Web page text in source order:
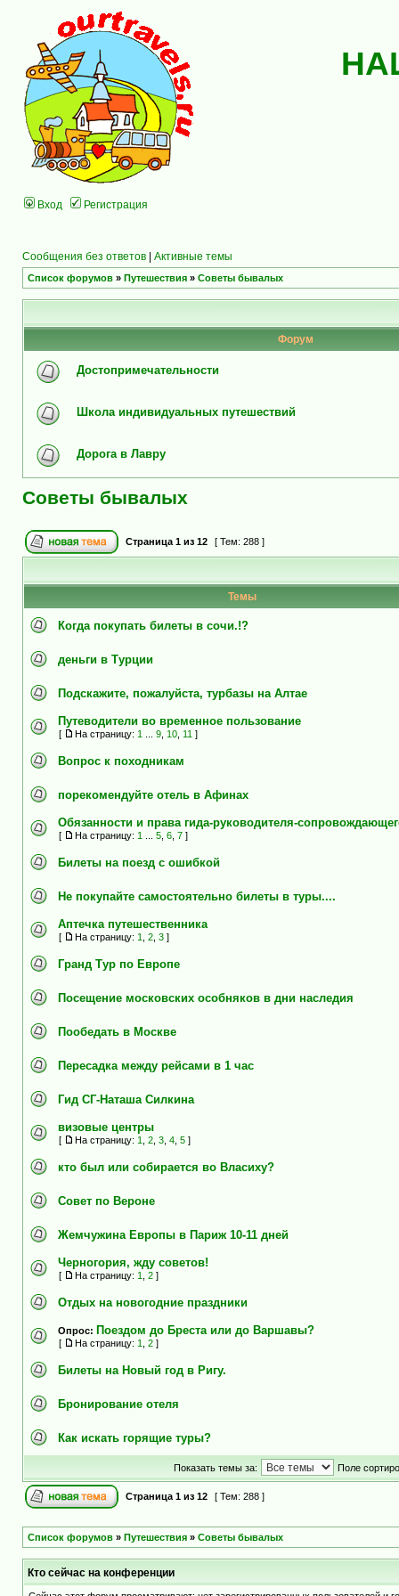
Вход Регистрация
Сообщения без ответов | Активные темы
Список форумов » Путешествия » Советы бывалых
Форум
Достопримечательности
Школа индивидуальных путешествий
Дорога в Лавру
Советы бывалых
Страница 1 из 12 [ Тем: 288 ]
Темы
Когда покупать билеты в сочи.!?
деньги в Турции
Подскажите, пожалуйста, турбазы на Алтае
Путеводители во временное пользование
[ На страницу: 1 9 10 11 ]
Вопрос к походникам
порекомендуйте отель в Афинах
Обязанности и права гида-руководителя-
[ На страницу: 1 5 6 7 ]
Билеты на поезд с ошибкой
Не покупайте самостоятельно билеты в туры....
Аптечка путешественника
[ На страницу: 1 2 3 ]
Гранд Тур по Европе
Посещение московских особняков в дни наследия
Пообедать в Москве
Пересадка между рейсами в 1 час
Гид СГ-Наташа Силкина
визовые центры
[ На страницу: 1 2 3 4 5 ]
кто был или собирается во Власиху?
Совет по Вероне
Жемчужина Европы в Париж 10-11 дней
Черногория, жду советов!
[ На страницу: 1 2 ]
Отдых на новогодние праздники
Опрос: Поездом до Бреста или до Варшавы?
[ На страницу: 1 2 ]
Билеты на Новый год в Ригу.
Бронирование отеля
Как искать горящие туры?
Показать темы за: Поле
Страница 1 из 12 [ Тем: 288 ]
Список форумов » Путешествия » Советы бывалых
Кто сейчас на конференции